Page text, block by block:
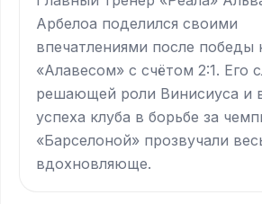
Арбелоа поделился своими
впечатлениями после победы
«Алавесом» с счётом 2:1. Его
решающей роли Винисиуса и
успеха клуба в борьбе за
«Барселоной» прозвучали
вдохновляюще.